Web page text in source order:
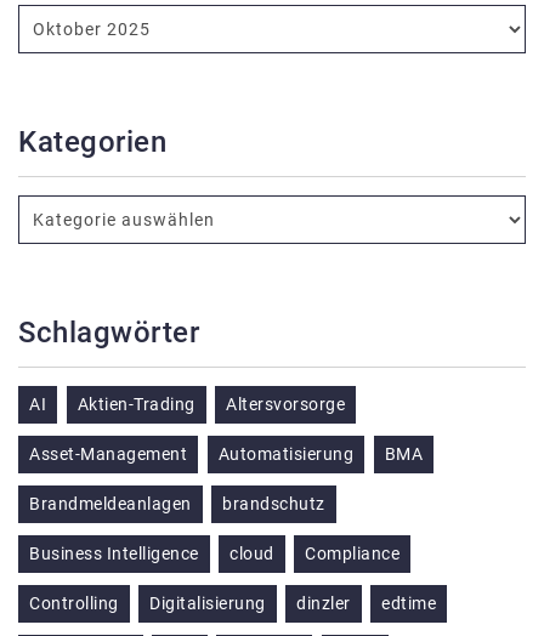
Kategorien
Schlagwörter
AI Aktien-Trading Altersvorsorge
Asset-Management Automatisierung BMA
Brandmeldeanlagen brandschutz
Business Intelligence cloud Compliance
Controlling Digitalisierung dinzler edtime